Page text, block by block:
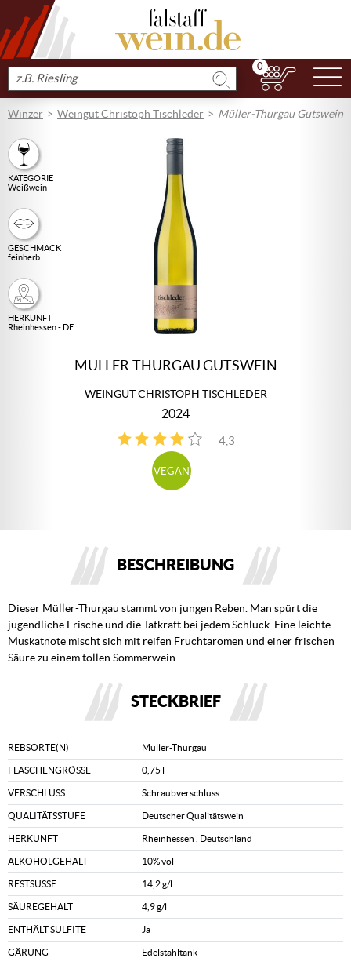
Produkt
suchen
0
Winzer Weingut Christoph Tischleder Müller-Thurgau Gutswein
KATEGORIE
Weißwein
GESCHMACK
feinherb
HERKUNFT
Rheinhessen - DE
MÜLLER-THURGAU GUTSWEIN
WEINGUT CHRISTOPH TISCHLEDER
2024
4,3
4
VEGAN
BESCHREIBUNG
Dieser Müller-Thurgau stammt von jungen Reben. Man spürt die
jugendliche Frische und die Tatkraft bei jedem Schluck. Eine leichte
Muskatnote mischt sich mit reifen Fruchtaromen und einer frischen
Säure zu einem tollen Sommerwein.
STECKBRIEF
REBSORTE(N) Müller-Thurgau
FLASCHENGRÖSSE 0,75 l
VERSCHLUSS Schraubverschluss
QUALITÄTSSTUFE Deutscher Qualitätswein
HERKUNFT Rheinhessen Deutschland
ALKOHOLGEHALT 10% vol
RESTSÜSSE 14,2 g/l
SÄUREGEHALT 4,9 g/l
ENTHÄLT SULFITE Ja
GÄRUNG Edelstahltank